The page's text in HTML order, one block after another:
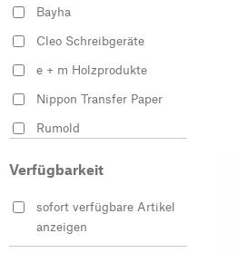
Bayha
Cleo Schreibgeräte
e + m Holzprodukte
Nippon Transfer Paper
Rumold
Verfügbarkeit
sofort verfügbare Artikel
anzeigen